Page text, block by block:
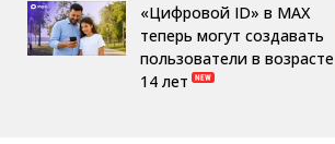
«Цифровой ID» в MAX
теперь могут создавать
пользователи в возрасте
14 лет